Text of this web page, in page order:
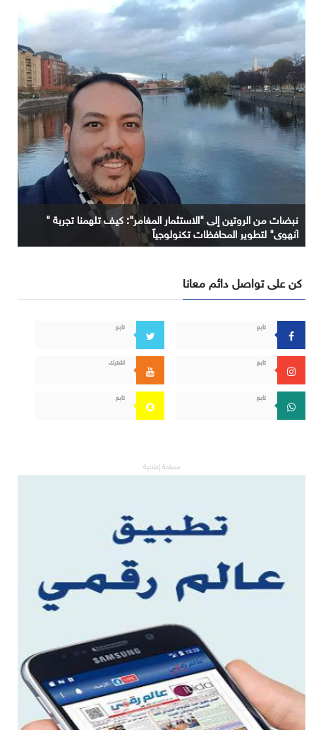
نبضات من الروتين إلى "الاستثمار المغامر": كيف تلهمنا تجربة "
آنهوي" لتطوير المحافظات تكنولوجياً
كن على تواصل دائم معانا
تابع تابع
تابع اشترك
تابع تابع
مساحة إعلانية